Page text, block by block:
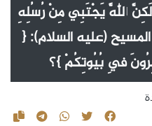
اللَّهَ يَجْتَبِي مِنْ رُسُلِهِ
(عليه السلام): {
فِي بُيُوتِكُمْ }؟